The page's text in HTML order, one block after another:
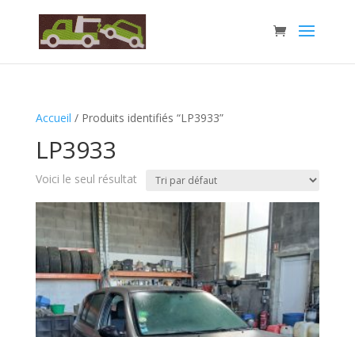
Accueil / Produits identifiés “LP3933”
LP3933
Voici le seul résultat